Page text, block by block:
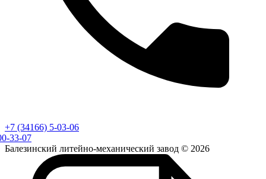
+7 (34166) 5-03-06
33-07
Балезинский литейно-механический завод © 2026